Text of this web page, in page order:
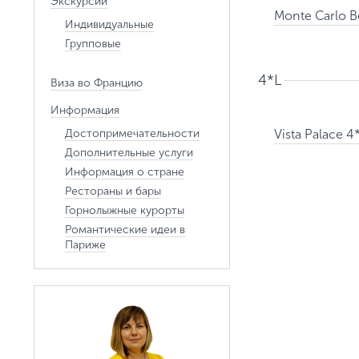
Индивидуальные
Групповые
Виза во Францию
Информация
Достопримечательности
Дополнительные услуги
Информация о стране
Рестораны и бары
Горнолыжные курорты
Романтические идеи в
Париже
Monte Carlo
4*L
Vista Palace